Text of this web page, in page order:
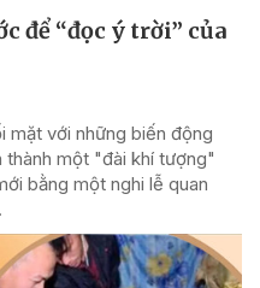
để “đọc ý trời” của
mặt với những biến động
thành một "đài khí tượng"
bằng một nghi lễ quan